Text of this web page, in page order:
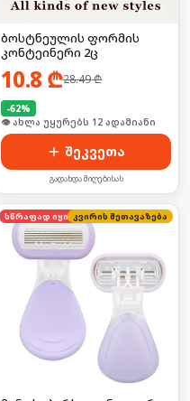
ბოსტნეულის ფორმის
კონტეინერი 2ც
10.8 ₾28.49₾
-62%
🛒 ბოლო 24სთ-ში იყიდა 20-მა
შეკვეთა
გადახდა მიღებისას
სწრაფად იყიდება
კვირის შეთავაზება